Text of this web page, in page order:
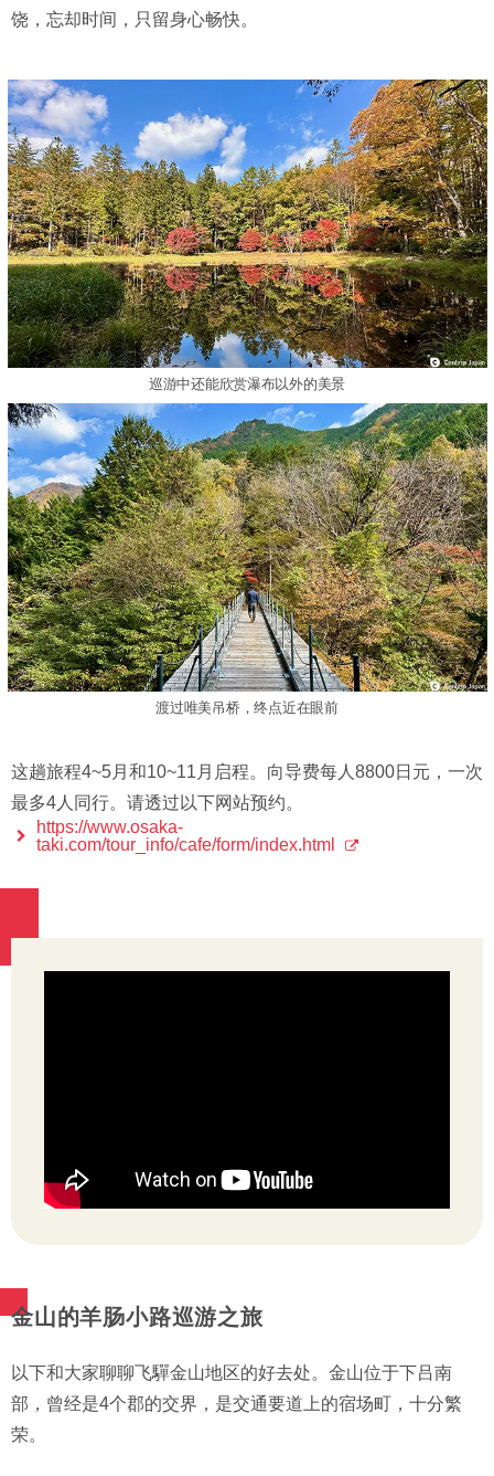
饶，忘却时间，只留身心畅快。
巡游中还能欣赏瀑布以外的美景
渡过唯美吊桥，终点近在眼前
这趟旅程4~5月和10~11月启程。向导费每人8800日元，一次
最多4人同行。请透过以下网站预约。
https://www.osaka-
taki.com/tour_info/cafe/form/index.html
金山的羊肠小路巡游之旅
以下和大家聊聊飞驒金山地区的好去处。金山位于下吕南
部，曾经是4个郡的交界，是交通要道上的宿场町，十分繁
荣。